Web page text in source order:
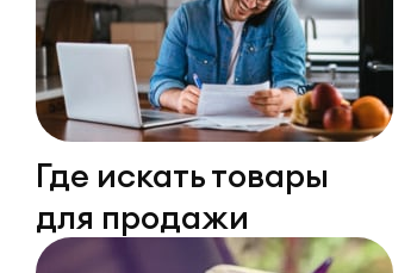
Где искать товары
для продажи